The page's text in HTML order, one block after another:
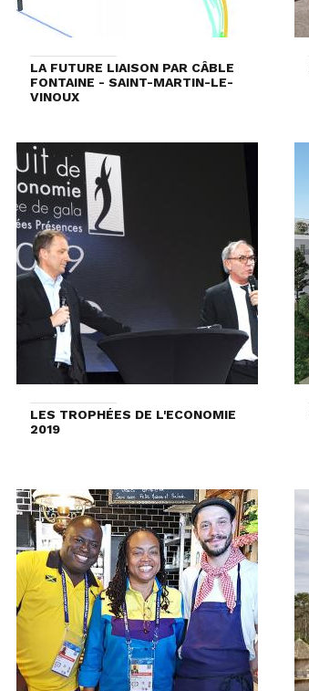
LA FUTURE LIAISON PAR CÂBLE
FONTAINE - SAINT-MARTIN-LE-
VINOUX
LES TROPHÉES DE L'ECONOMIE
2019